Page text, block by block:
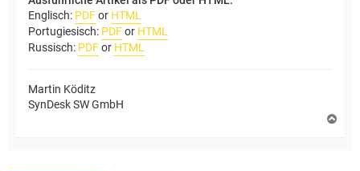
Englisch: PDFor HTML
Portugiesisch: PDFor HTML
Russisch: PDFor HTML
Martin Köditz
SynDesk SW GmbH